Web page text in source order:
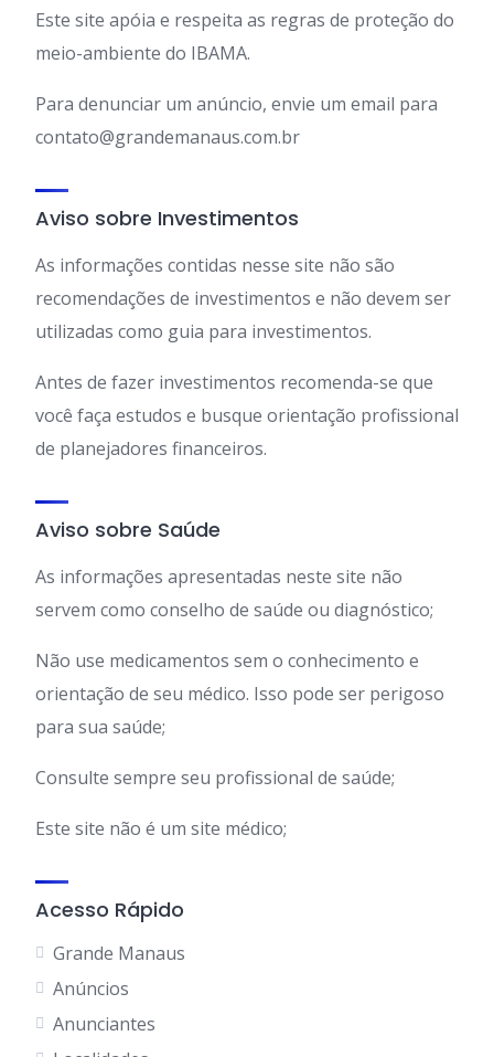
Este site apóia e respeita as regras de proteção do
meio-ambiente do IBAMA.
Para denunciar um anúncio, envie um email para
contato@grandemanaus.com.br
Aviso sobre Investimentos
As informações contidas nesse site não são
recomendações de investimentos e não devem ser
utilizadas como guia para investimentos.
Antes de fazer investimentos recomenda-se que
você faça estudos e busque orientação profissional
de planejadores financeiros.
Aviso sobre Saúde
As informações apresentadas neste site não
servem como conselho de saúde ou diagnóstico;
Não use medicamentos sem o conhecimento e
orientação de seu médico. Isso pode ser perigoso
para sua saúde;
Consulte sempre seu profissional de saúde;
Este site não é um site médico;
Acesso Rápido
Grande Manaus
Anúncios
Anunciantes